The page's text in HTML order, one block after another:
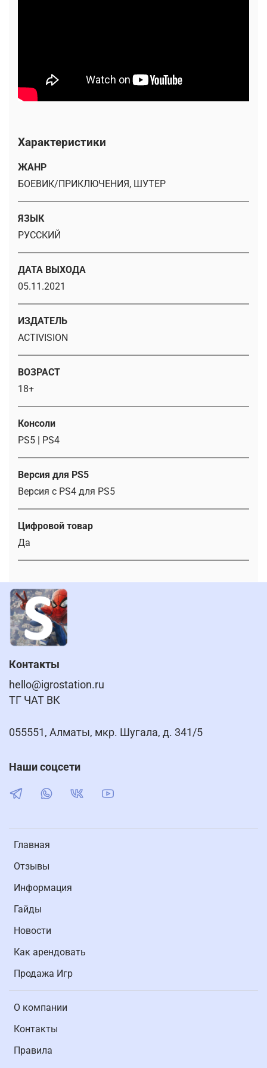
Характеристики
ЖАНР
БОЕВИК/ПРИКЛЮЧЕНИЯ, ШУТЕР
ЯЗЫК
РУССКИЙ
ДАТА ВЫХОДА
05.11.2021
ИЗДАТЕЛЬ
ACTIVISION
ВОЗРАСТ
18+
Консоли
PS5 | PS4
Версия для PS5
Версия с PS4 для PS5
Цифровой товар
Да
Главная
Отзывы
Информация
Гайды
Новости
Как арендовать
Продажа Игр
О компании
Контакты
Правила
Контакты
hello@igrostation.ru
ТГ ЧАТ ВК
055551, Алматы, мкр. Шугала, д. 341/5
Наши соцсети